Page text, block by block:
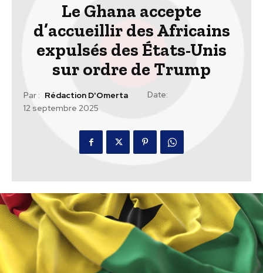
Le Ghana accepte
d’accueillir des Africains
expulsés des États-Unis
sur ordre de Trump
Par : Rédaction D'Omerta
Date:
12 septembre 2025